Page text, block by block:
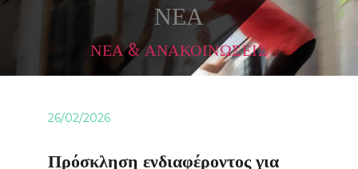
ΝΕΑ
ΝΕΑ & ΑΝΑΚΟΙΝΩΣΕΙΣ
26/02/2026
Πρόσκληση ενδιαφέροντος για